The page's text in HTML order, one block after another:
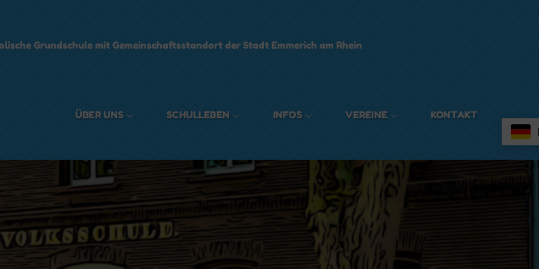
Grundschule mit Gemeinschaftsstandort der Stadt Emmerich am Rhein
ÜBER UNS SCHULLEBEN INFOS VEREINE KONTAKT